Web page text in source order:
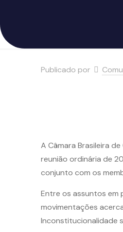
Publicado por
A Câmara Brasileira
reunião ordinária de
conjunto com os
Entre os assuntos em
movimentações
Inconstitucionalidade